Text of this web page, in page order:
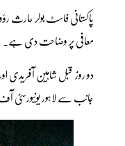
پاکستانی فاسٹ بولر حارث
معافی پر وضاحت دی ہے۔
دو روز قبل شاہین آفریدی
جانب سے لاہور یونیورسٹی آف